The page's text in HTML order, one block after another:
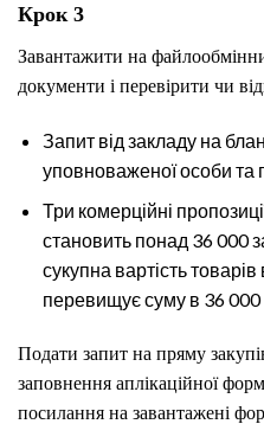
Крок 3
Завантажити на
документи і перевірити чи
Запит від закладу на
уповноваженої особи та
Три комерційні
становить понад 36 000
сукупна вартість
перевищує суму в 36 000
Подати запит на пряму
заповнення аплікаційної
посилання на завантажені